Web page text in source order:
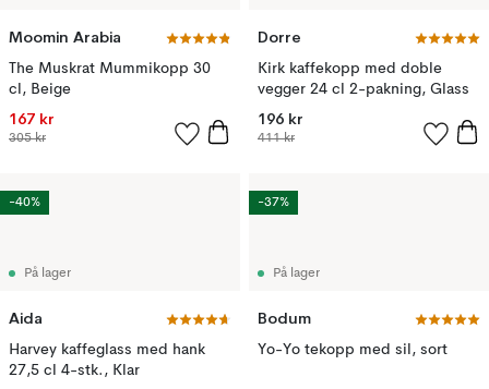
Moomin Arabia
The Muskrat Mummikopp 30
cl, Beige
167 kr
305 kr
Dorre
Kirk kaffekopp med doble
vegger 24 cl 2-pakning, Glass
196 kr
411 kr
På lager
Aida
Harvey kaffeglass med hank
27,5 cl 4-stk., Klar
-40%
På lager
Bodum
Yo-Yo tekopp med sil, sort
-37%